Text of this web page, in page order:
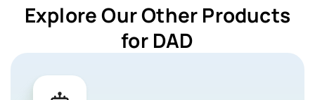
Explore Our Other Products
for DAD